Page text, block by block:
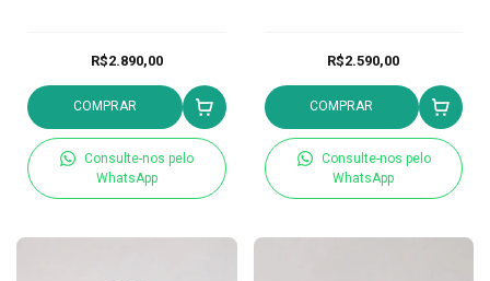
R$2.890,00
COMPRAR
Consulte-nos pelo
WhatsApp
R$2.590,00
COMPRAR
Consulte-nos pelo
WhatsApp